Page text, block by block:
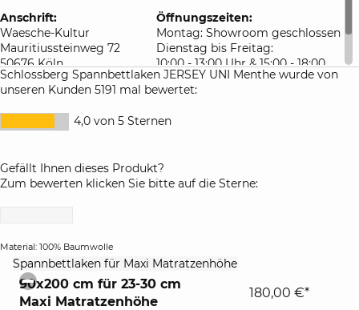
Anschrift:
Waesche-Kultur
Mauritiussteinweg 72
50676 Köln
Deutschland
Öffnungszeiten:
Montag: Showroom geschlossen
Dienstag bis Freitag:
10:00 - 13:00 Uhr & 15:00 - 18:00
Uhr
Samstag: 10:00 - 16:00 Uhr
Schlossberg Spannbettlaken JERSEY UNI Menthe wurde von
unseren Kunden 5191 mal bewertet:
4,0 von 5 Sternen
Gefällt Ihnen dieses Produkt?
Zum bewerten klicken Sie bitte auf die Sterne:
Material: 100% Baumwolle
Spannbettlaken für Maxi Matratzenhöhe
collapse
90x200 cm für 23-30 cm
Maxi Matratzenhöhe
180,00 €*